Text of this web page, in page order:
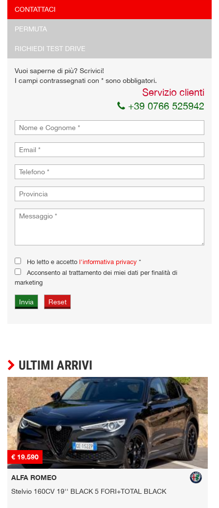
CONTATTACI
PERMUTA
RICHIEDI TEST DRIVE
Vuoi saperne di più? Scrivici!
I campi contrassegnati con * sono obbligatori.
Servizio clienti
+39 0766 525942
Ho letto e accetto l'informativa privacy *
Acconsento al trattamento dei miei dati per finalità di
marketing
ULTIMI ARRIVI
BLACK
€ 22.890
Stelvio 190CV Q4 19''